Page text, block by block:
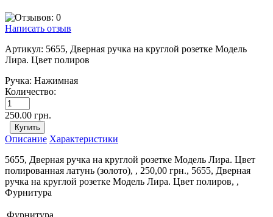
Написать отзыв
Артикул: 5655, Дверная ручка на круглой розетке Модель
Лира. Цвет полиров
Ручка: Нажимная
Количество:
250.00 грн.
Описание Характеристики
5655, Дверная ручка на круглой розетке Модель Лира. Цвет
полированная латунь (золото), , 250,00 грн., 5655, Дверная
ручка на круглой розетке Модель Лира. Цвет полиров, ,
Фурнитура
Фурнитура